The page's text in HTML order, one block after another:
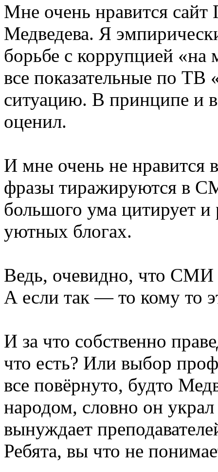
Мне очень нравится
Медведева. Я
борьбе с коррупцией «на
все показательные по ТВ
ситуацию. В принципе и
оценил.
И мне очень не нравится
фразы тиражируются в
большого ума цитирует и
уютных блогах.
Ведь, очевидно, что СМИ
А если так — то кому то
И за что собственно
что есть? Или выбор
все повёрнуто, будто
народом, словно он
вынуждает
Ребята, вы что не